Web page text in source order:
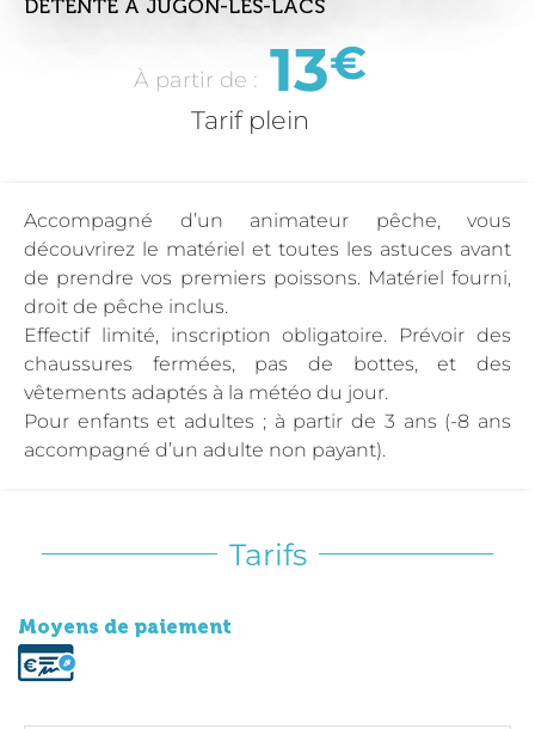
DÉTENTE À JUGON-LES-LACS
À partir de : 13€
Tarif plein
Accompagné d’un animateur pêche, vous
découvrirez le matériel et toutes les astuces avant
de prendre vos premiers poissons. Matériel fourni,
droit de pêche inclus.
Effectif limité, inscription obligatoire. Prévoir des
chaussures fermées, pas de bottes, et des
vêtements adaptés à la météo du jour.
Pour enfants et adultes ; à partir de 3 ans (-8 ans
accompagné d’un adulte non payant).
Tarifs
Moyens de paiement